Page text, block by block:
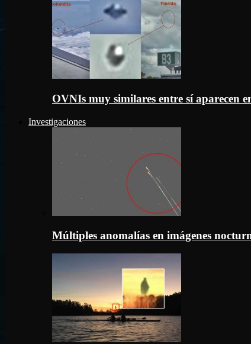
OVNIs muy similares entre sí aparecen
Investigaciones
Múltiples anomalías en imágenes